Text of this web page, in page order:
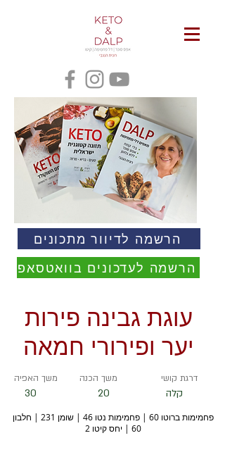
הרשמה לדיוור מתכונים
הרשמה לעדכונים בוואטסאפ
עוגת גבינה פירות
יער ופירורי חמאה
משך האפיה
30
משך הכנה
20
דרגת קושי
קלה
פחמימות ברוטו 60 | פחמימות נטו 46 | שומן 231 | חלבון
60 | יחס קיטו 2